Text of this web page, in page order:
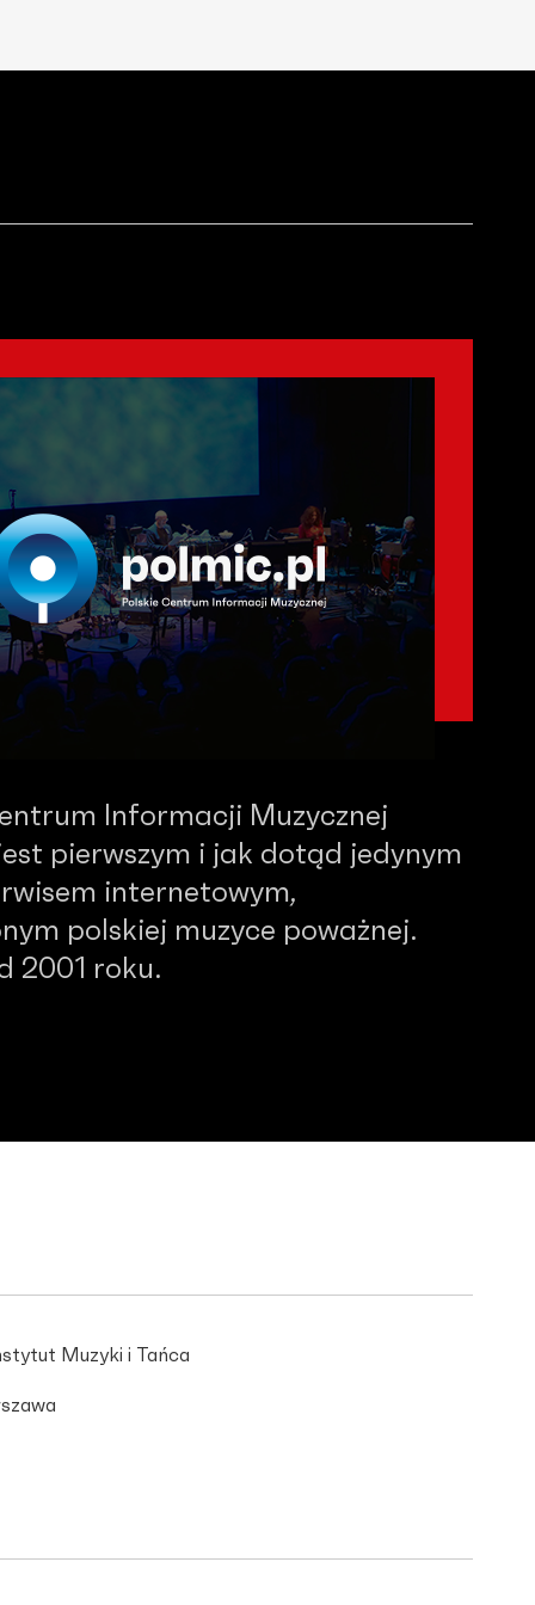
Informacji Muzycznej
pierwszym i jak dotąd jedynym
internetowym,
polskiej muzyce poważnej.
2001 roku.
Muzyki i Tańca